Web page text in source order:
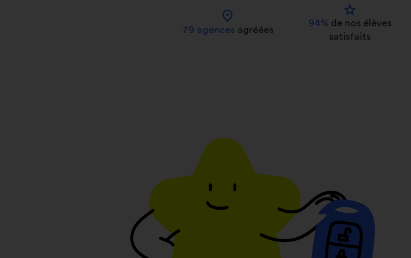
location_on
79 agences agréées
star
94% de nos élèves
satisfaits